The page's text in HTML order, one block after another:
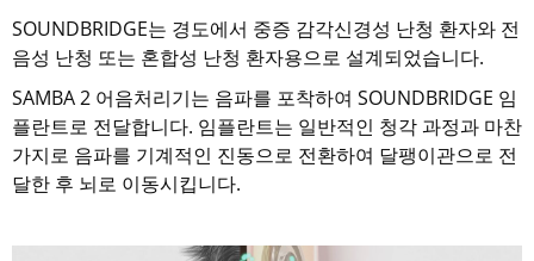
SOUNDBRIDGE는 경도에서 중증 감각신경성 난청 환자와 전
음성 난청 또는 혼합성 난청 환자용으로 설계되었습니다.
SAMBA 2 어음처리기는 음파를 포착하여 SOUNDBRIDGE 임
플란트로 전달합니다. 임플란트는 일반적인 청각 과정과 마찬
가지로 음파를 기계적인 진동으로 전환하여 달팽이관으로 전
달한 후 뇌로 이동시킵니다.